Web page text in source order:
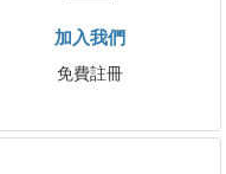
加入我們
免費註冊